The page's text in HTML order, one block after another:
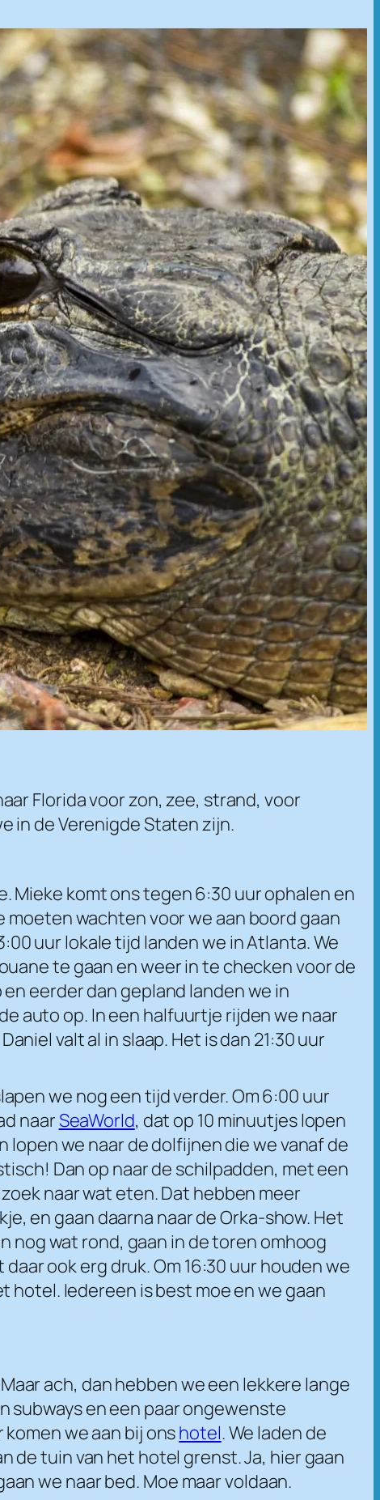
Florida voor zon, zee, strand, voor
in de Verenigde Staten zijn.
Mieke komt ons tegen 6:30 uur ophalen en
wachten voor we aan boord gaan
uur lokale tijd landen we in Atlanta. We
te gaan en weer in te checken voor de
eerder dan gepland landen we in
auto op. In een halfuurtje rijden we naar
valt al in slaap. Het is dan 21:30 uur
we nog een tijd verder. Om 6:00 uur
naarSeaWorld, dat op 10 minuutjes lopen
lopen we naar de dolfijnen die we vanaf de
Dan op naar de schilpadden, met een
naar wat eten. Dat hebben meer
en gaan daarna naar de Orka-show. Het
nog wat rond, gaan in de toren omhoog
ook erg druk. Om 16:30 uur houden we
hotel. Iedereen is best moe en we gaan
ach, dan hebben we een lekkere lange
subways en een paar ongewenste
we aan bij onshotel. We laden de
de tuin van het hotel grenst. Ja, hier gaan
we naar bed. Moe maar voldaan.